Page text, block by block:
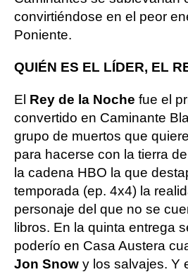
convirtiéndose en el peor
Poniente.
QUIÉN ES EL LÍDER, EL
El Rey de la Noche fue el
convertido en Caminante
grupo de muertos que
para hacerse con la tierra
la cadena HBO la que
temporada (ep. 4x4) la
personaje del que no se
libros. En la quinta entrega
poderío en Casa Austera
Jon Snow y los salvajes. Y